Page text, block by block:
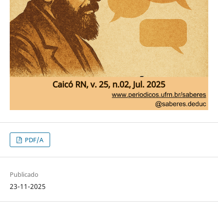
PDF/A
Publicado
23-11-2025